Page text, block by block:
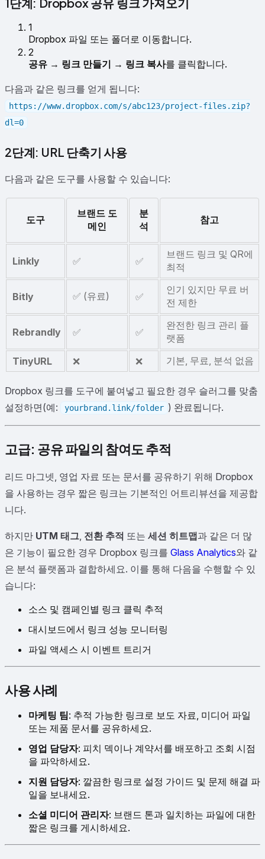
1
Dropbox 파일 또는 폴더로 이동합니다.
2
공유 → 링크 만들기 → 링크 복사를 클릭합니다.
다음과 같은 링크를 얻게 됩니다:
https://www.dropbox.com/s/abc123/project-files.zip?
dl=0
2단계: URL 단축기 사용
다음과 같은 도구를 사용할 수 있습니다:
도구
브랜드 도
메인
분
석
참고
Linkly ✅ ✅
브랜드 링크 및 QR에
최적
Bitly ✅ (유료) ✅
인기 있지만 무료 버
전 제한
Rebrandly ✅ ✅
완전한 링크 관리 플
랫폼
TinyURL
❌ ❌ 기본, 무료, 분석 없음
Dropbox 링크를 도구에 붙여넣고 필요한 경우 슬러그를 맞춤
설정하면(예:
yourbrand.link/folder ) 완료됩니다.
고급: 공유 파일의 참여도 추적
리드 마그넷, 영업 자료 또는 문서를 공유하기 위해 Dropbox
을 사용하는 경우 짧은 링크는 기본적인 어트리뷰션을 제공합
니다.
하지만 UTM 태그 전환 추적 또는 세션 히트맵과 같은 더 많
은 기능이 필요한 경우 Dropbox 링크를 Glass Analytics와 같
은 분석 플랫폼과 결합하세요. 이를 통해 다음을 수행할 수 있
습니다:
소스 및 캠페인별 링크 클릭 추적
대시보드에서 링크 성능 모니터링
파일 액세스 시 이벤트 트리거
사용 사례
마케팅 팀: 추적 가능한 링크로 보도 자료, 미디어 파일
또는 제품 문서를 공유하세요.
영업 담당자: 피치 덱이나 계약서를 배포하고 조회 시점
을 파악하세요.
지원 담당자: 깔끔한 링크로 설정 가이드 및 문제 해결 파
일을 보내세요.
소셜 미디어 관리자: 브랜드 톤과 일치하는 파일에 대한
짧은 링크를 게시하세요.